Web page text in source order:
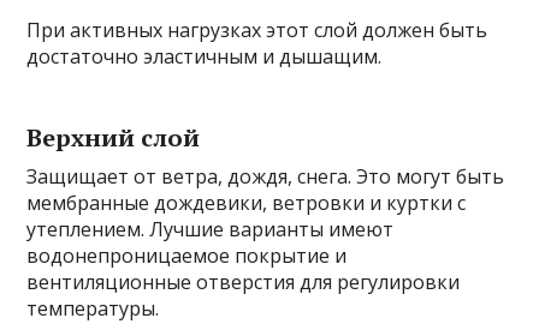
При активных нагрузках этот слой должен быть
достаточно эластичным и дышащим.
Верхний слой
Защищает от ветра, дождя, снега. Это могут быть
мембранные дождевики, ветровки и куртки с
утеплением. Лучшие варианты имеют
водонепроницаемое покрытие и
вентиляционные отверстия для регулировки
температуры.